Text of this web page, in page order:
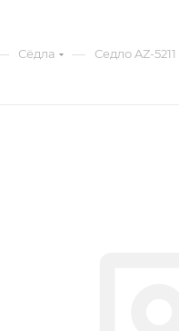
Сёдла — Седло AZ-5211